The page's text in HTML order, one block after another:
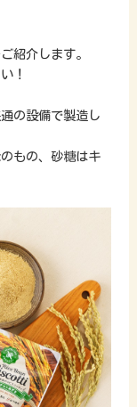
紹介します。
！
の設備で製造し
もの、砂糖はキ